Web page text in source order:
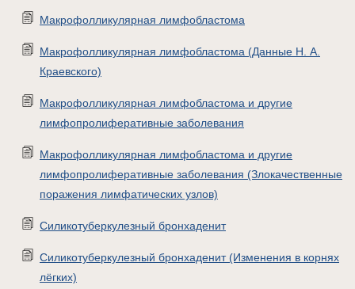
Макрофолликулярная лимфобластома
Макрофолликулярная лимфобластома (Данные Н. А.
Краевского)
Макрофолликулярная лимфобластома и другие
лимфопролиферативные заболевания
Макрофолликулярная лимфобластома и другие
лимфопролиферативные заболевания (Злокачественные
поражения лимфатических узлов)
Силикотуберкулезный бронхаденит
Силикотуберкулезный бронхаденит (Изменения в корнях
лёгких)